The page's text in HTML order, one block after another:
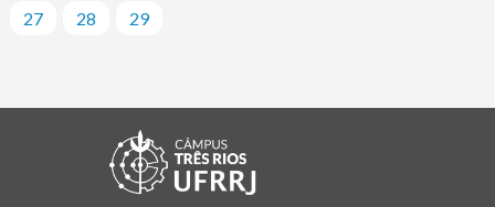
27
28 29